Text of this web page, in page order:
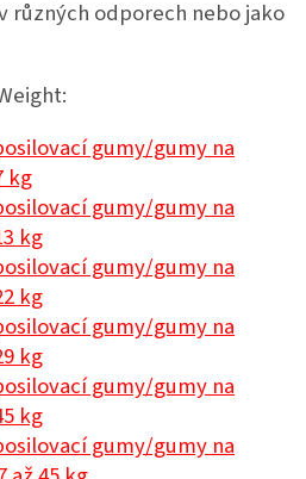
různých odporech nebo jako
gumy/gumy na
kg
gumy/gumy na
kg
gumy/gumy na
kg
gumy/gumy na
kg
gumy/gumy na
kg
gumy/gumy na